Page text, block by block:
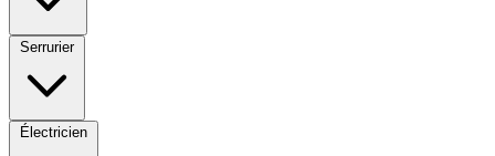
Serrurier
Électricien